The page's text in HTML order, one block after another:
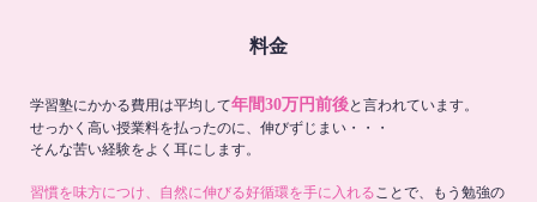
料金
学習塾にかかる費用は平均して年間30万円前後と言われています。
せっかく高い授業料を払ったのに、伸びずじまい・・・
そんな苦い経験をよく耳にします。
習慣を味方につけ、自然に伸びる好循環を手に入れる ことで、もう勉強の